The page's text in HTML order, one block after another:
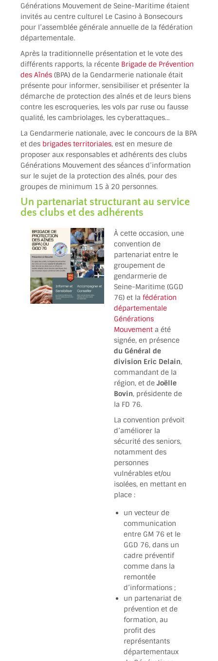
Générations Mouvement de Seine-Maritime étaient
invités au centre culturel Le Casino à Bonsecours
pour l’assemblée générale annuelle de la fédération
départementale.
Après la traditionnelle présentation et le vote des
différents rapports, la récente Brigade de Prévention
des Aînés (BPA) de la Gendarmerie nationale était
présente pour informer, sensibiliser et présenter la
démarche de protection des aînés et de leurs biens
contre les escroqueries, les vols par ruse ou fausse
qualité, les cambriolages, les cyberattaques…
La Gendarmerie nationale, avec le concours de la BPA
et des brigades territoriales, est en mesure de
proposer aux responsables et adhérents des clubs
Générations Mouvement des séances d’information
sur le sujet de la protection des aînés, pour des
groupes de minimum 15 à 20 personnes.
Un partenariat structurant au service
des clubs et des adhérents
À cette occasion, une
convention de
partenariat entre le
groupement de
gendarmerie de
Seine-Maritime (GGD
76) et la fédération
départementale
Générations
Mouvement a été
signée, en présence
du Général de
division Eric Delain,
commandant de la
région, et de Joëlle
Bovin, présidente de
la FD 76.
La convention prévoit
d’améliorer la
sécurité des seniors,
notamment des
personnes
vulnérables et/ou
isolées, en mettant en
place :
un vecteur de
communication
entre GM 76 et le
GGD 76, dans un
cadre préventif
comme dans la
remontée
d’informations ;
un partenariat de
prévention et de
formation, au
profit des
représentants
départementaux